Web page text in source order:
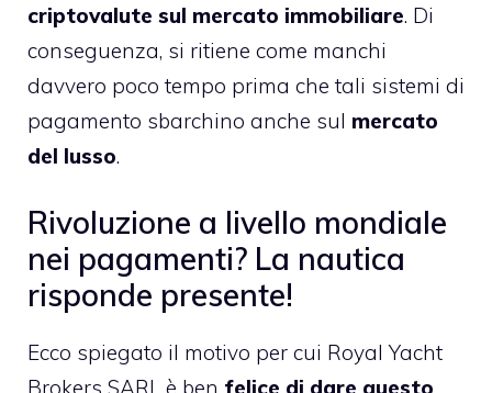
criptovalute sul mercato immobiliare. Di
conseguenza, si ritiene come manchi
davvero poco tempo prima che tali sistemi di
pagamento sbarchino anche sul mercato
del lusso.
Rivoluzione a livello mondiale
nei pagamenti? La nautica
risponde presente!
Ecco spiegato il motivo per cui Royal Yacht
Brokers SARL è ben felice di dare questo